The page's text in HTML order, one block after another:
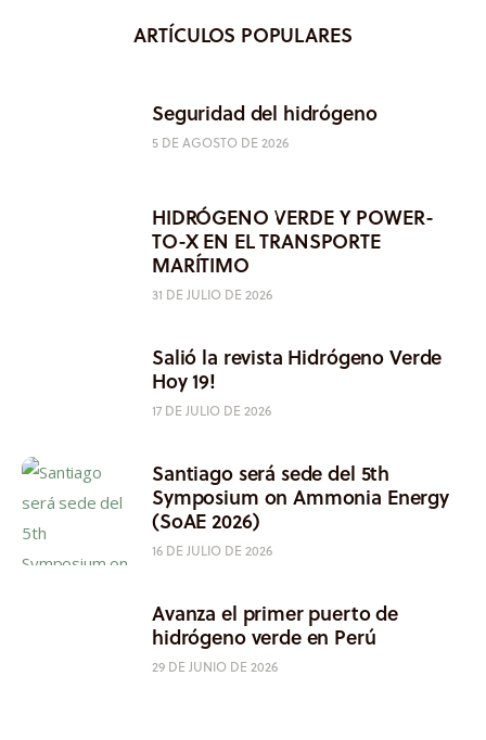
ARTÍCULOS POPULARES
Seguridad del hidrógeno
5 DE AGOSTO DE 2026
HIDRÓGENO VERDE Y POWER-
TO-X EN EL TRANSPORTE
MARÍTIMO
31 DE JULIO DE 2026
Salió la revista Hidrógeno Verde
Hoy 19!
17 DE JULIO DE 2026
Santiago será sede del 5th
Symposium on Ammonia Energy
(SoAE 2026)
16 DE JULIO DE 2026
Avanza el primer puerto de
hidrógeno verde en Perú
29 DE JUNIO DE 2026